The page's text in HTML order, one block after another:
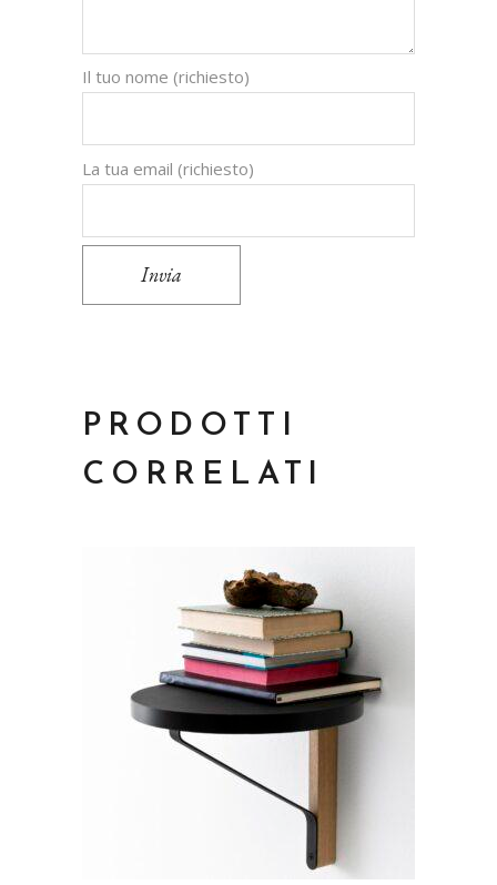
Il tuo nome (richiesto)
La tua email (richiesto)
Invia
PRODOTTI
CORRELATI